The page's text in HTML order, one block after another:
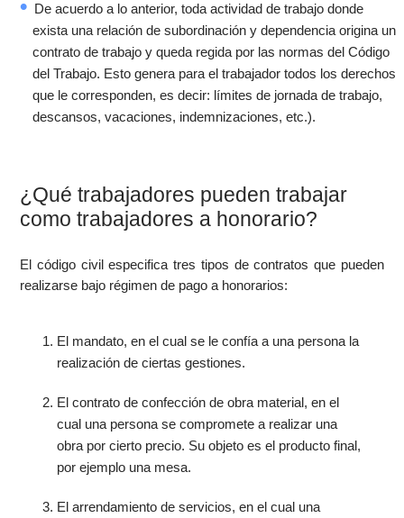
De acuerdo a lo anterior, toda actividad de trabajo donde
exista una relación de subordinación y dependencia origina un
contrato de trabajo y queda regida por las normas del Código
del Trabajo. Esto genera para el trabajador todos los derechos
que le corresponden, es decir: límites de jornada de trabajo,
descansos, vacaciones, indemnizaciones, etc.).
¿Qué trabajadores pueden trabajar
como trabajadores a honorario?
El código civil especifica tres tipos de contratos que pueden
realizarse bajo régimen de pago a honorarios:
El mandato, en el cual se le confía a una persona la
realización de ciertas gestiones.
El contrato de confección de obra material, en el
cual una persona se compromete a realizar una
obra por cierto precio. Su objeto es el producto final,
por ejemplo una mesa.
El arrendamiento de servicios, en el cual una